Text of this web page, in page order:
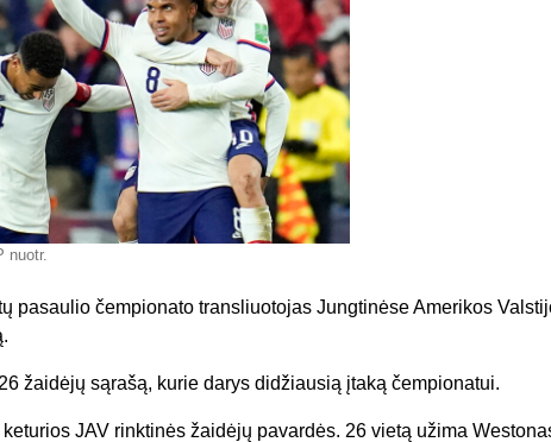
pasaulio čempionato transliuotojas Jungtinėse Amerikos
žaidėjų sąrašą, kurie darys didžiausią įtaką čempionatui.
JAV rinktinės žaidėjų pavardės. 26 vietą užima